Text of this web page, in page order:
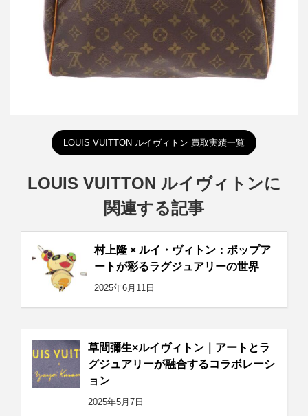
LOUIS VUITTON ルイヴィトン 買取実績一覧
LOUIS VUITTON ルイヴィトンに
関連する記事
村上隆 × ルイ・ヴィトン：ポップア
ートが彩るラグジュアリーの世界
2025年6月11日
草間彌生×ルイヴィトン｜アートとラ
グジュアリーが融合するコラボレーシ
ョン
2025年5月7日